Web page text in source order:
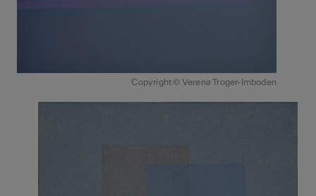
Copyright © Verena Troger-Imboden